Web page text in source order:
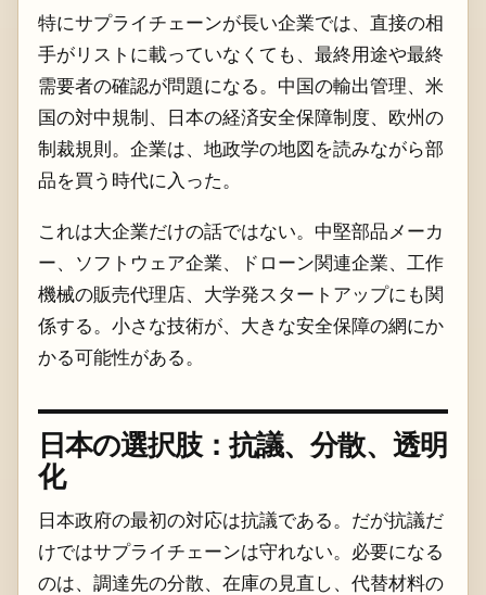
特にサプライチェーンが長い企業では、直接の相
手がリストに載っていなくても、最終用途や最終
需要者の確認が問題になる。中国の輸出管理、米
国の対中規制、日本の経済安全保障制度、欧州の
制裁規則。企業は、地政学の地図を読みながら部
品を買う時代に入った。
これは大企業だけの話ではない。中堅部品メーカ
ー、ソフトウェア企業、ドローン関連企業、工作
機械の販売代理店、大学発スタートアップにも関
係する。小さな技術が、大きな安全保障の網にか
かる可能性がある。
日本の選択肢：抗議、分散、透明
化
日本政府の最初の対応は抗議である。だが抗議だ
けではサプライチェーンは守れない。必要になる
のは、調達先の分散、在庫の見直し、代替材料の